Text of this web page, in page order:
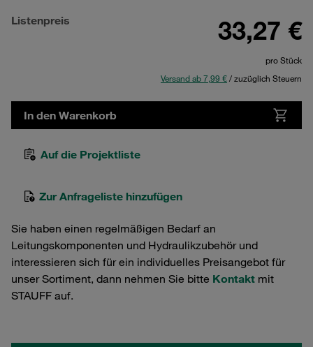
Listenpreis 33,27 €
pro Stück
Versand ab 7,99 €/ zuzüglich Steuern
In den Warenkorb
Auf die Projektliste
Zur Anfrageliste hinzufügen
Sie haben einen regelmäßigen Bedarf an
Leitungskomponenten und Hydraulikzubehör und
interessieren sich für ein individuelles Preisangebot für
unser Sortiment, dann nehmen Sie bitte Kontakt mit
STAUFF auf.